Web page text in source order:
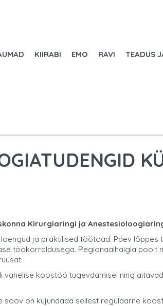
KIIRABI EMO RAVI TEADUS
Kirurgiaringi ja
ja praktilised töötoad. Päev
töökorraldusega. Regionaalhaigla
koostöö tugevdamisel ning
on kujundada sellest regulaarne